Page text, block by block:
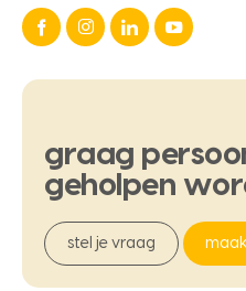
graag
geholpen
stel je vraag